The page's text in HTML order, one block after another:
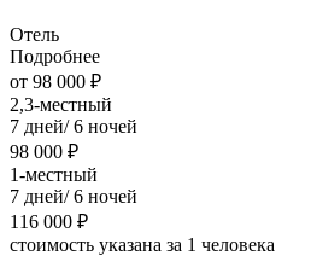
Отель
Подробнее
от 98 000 ₽
2,3-местный
7 дней/ 6 ночей
98 000 ₽
1-местный
7 дней/ 6 ночей
116 000 ₽
стоимость указана за 1 человека